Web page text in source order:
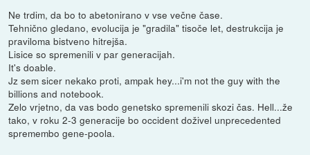
Ne trdim, da bo to abetonirano v vse večne čase.
Tehnično gledano, evolucija je "gradila" tisoče let, destrukcija je
praviloma bistveno hitrejša.
Lisice so spremenili v par generacijah.
It's doable.
Jz sem sicer nekako proti, ampak hey...i'm not the guy with the
billions and notebook.
Zelo vrjetno, da vas bodo genetsko spremenili skozi čas. Hell...že
tako, v roku 2-3 generacije bo occident doživel unprecedented
spremembo gene-poola.